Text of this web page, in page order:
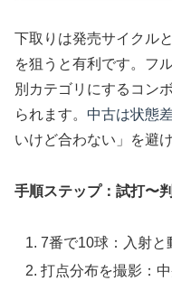
下取りは発売サイクル
を狙うと有利です。フ
別カテゴリにするコン
られます。 中古は状態
いけど合わない」を避け
手順ステップ：試打〜
7番で10球：入射と
打点分布を撮影：